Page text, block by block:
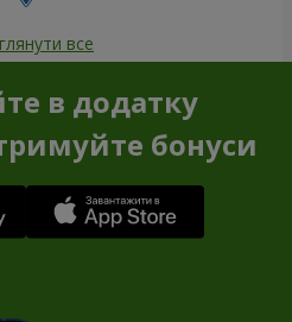
все
в додатку
бонуси